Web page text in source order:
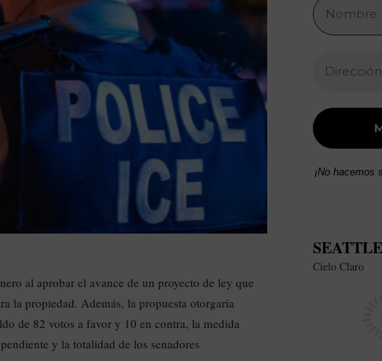
al aprobar el avance de un proyecto de ley que
la propiedad. Además, la propuesta otorgaría
de 82 votos a favor y 10 en contra, la medida
y la totalidad de los senadores
¡No hacemos
SEATTLE
Cielo Claro